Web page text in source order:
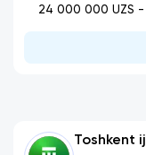
24 000 000 UZS -
Toshkent